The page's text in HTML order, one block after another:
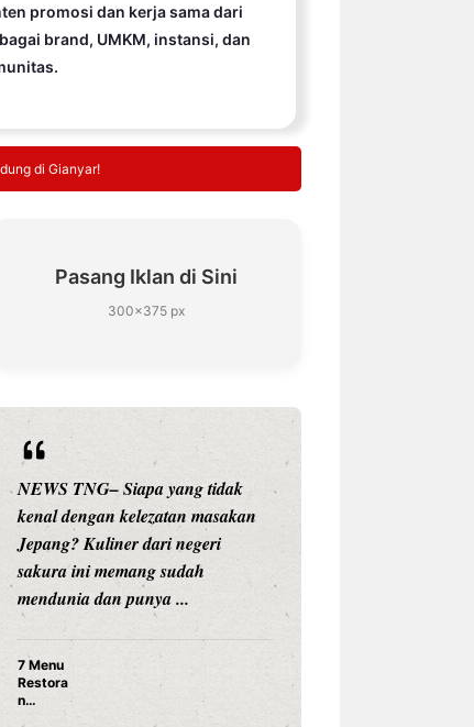
promosi dan kerja sama dari
brand, UMKM, instansi, dan
di Gianyar!
Pasang Iklan di Sini
300×375 px
tidak
masakan
negeri
...
NEWS TNG– Siapa sangka, dua
nama besar di dunia hiburan,
Nunung Srimulat dan Vicky
Prasetyo, kini merambah dunia
kuliner dengan ...
Nunung Srimulat & Vicky
Prasetyo Buka Restoran